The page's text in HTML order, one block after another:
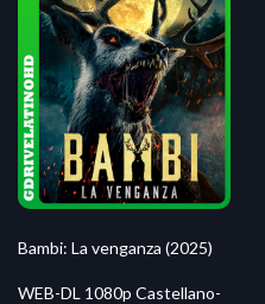
Bambi: La venganza (2025)
WEB-DL 1080p Castellano-